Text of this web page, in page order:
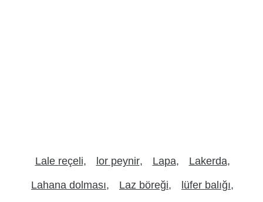
Lale reçeli lor peynir Lapa Lakerda
Lahana dolması Laz böreği lüfer balığı